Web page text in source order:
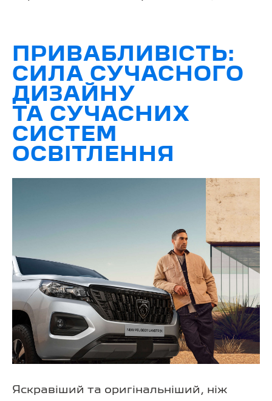
ПРИВАБЛИВІСТЬ:
СИЛА СУЧАСНОГО
ДИЗАЙНУ
ТА СУЧАСНИХ
СИСТЕМ
ОСВІТЛЕННЯ
Яскравіший та оригінальніший, ніж